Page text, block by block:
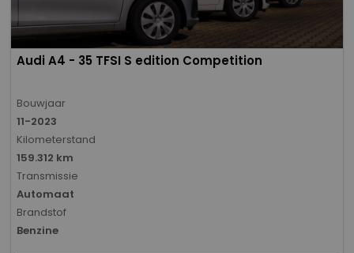
Audi A4 - 35 TFSI S edition Competition
Bouwjaar
11-2023
Kilometerstand
159.312 km
Transmissie
Automaat
Brandstof
Benzine